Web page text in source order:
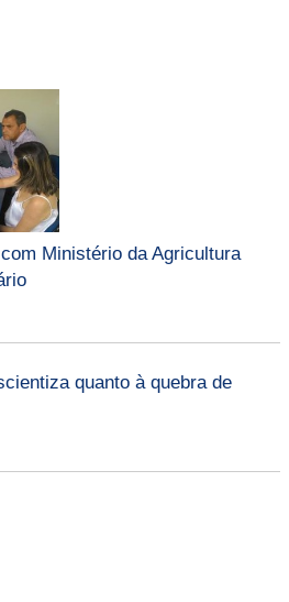
Ministério da Agricultura
quanto à quebra de